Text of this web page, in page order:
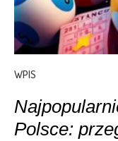
WPIS
Polsce: